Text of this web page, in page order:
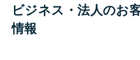
ビジネス・法人のお
情報